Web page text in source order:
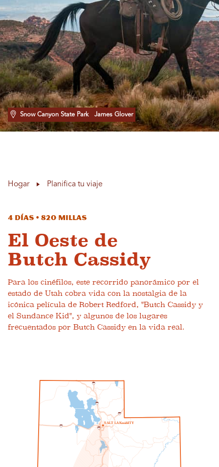
Snow Canyon State Park James Glover
Hogar Planifica tu viaje
4 días • 820 millas
El Oeste de
Butch Cassidy
Para los cinéfilos, este recorrido panorámico por el
estado de Utah cobra vida con la nostalgia de la
icónica película de Robert Redford, "Butch Cassidy y
el Sundance Kid", y algunos de los lugares
frecuentados por Butch Cassidy en la vida real.
SALTLAKmidoITY
15
8 0
215
15
80